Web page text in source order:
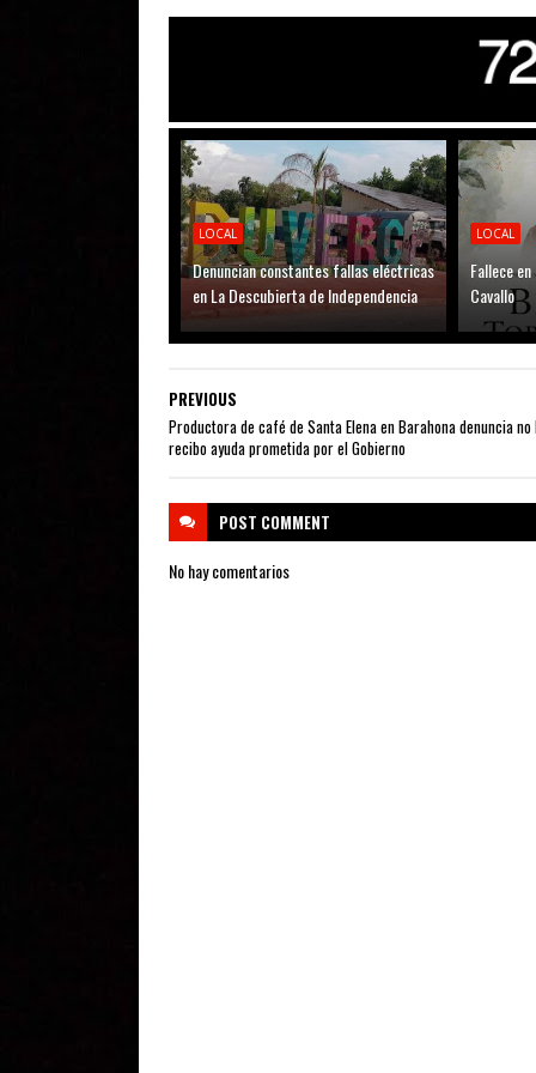
LOCAL
Denuncian constantes fallas eléctricas
en La Descubierta de Independencia
LOCAL
Fallece
Cavallo
PREVIOUS
Productora de café de Santa Elena en Barahona denuncia no
recibo ayuda prometida por el Gobierno
POST COMMENT
No hay comentarios